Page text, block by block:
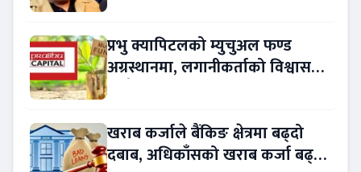
प्रभु क्यापिटलको म्युचुअल फण्ड
अग्रस्थानमा, लगानीकर्ताको विश्वास
खराब कर्जाले बैंकिङ क्षेत्रमा बढ्दो
दबाब, अधिकाँसको खराब कर्जा बढ्दो